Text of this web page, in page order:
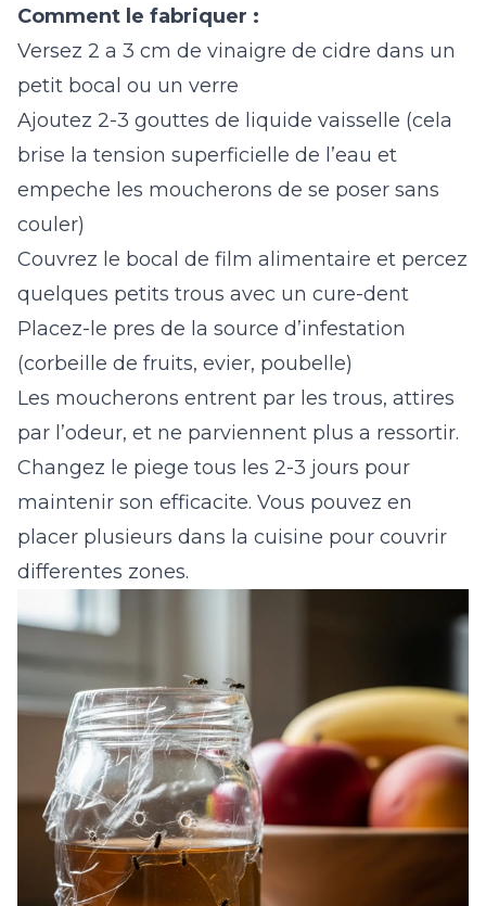
Comment le fabriquer :
Versez 2 a 3 cm de vinaigre de cidre dans un
petit bocal ou un verre
Ajoutez 2-3 gouttes de liquide vaisselle (cela
brise la tension superficielle de l’eau et
empeche les moucherons de se poser sans
couler)
Couvrez le bocal de film alimentaire et percez
quelques petits trous avec un cure-dent
Placez-le pres de la source d’infestation
(corbeille de fruits, evier, poubelle)
Les moucherons entrent par les trous, attires
par l’odeur, et ne parviennent plus a ressortir.
Changez le piege tous les 2-3 jours pour
maintenir son efficacite. Vous pouvez en
placer plusieurs dans la cuisine pour couvrir
differentes zones.